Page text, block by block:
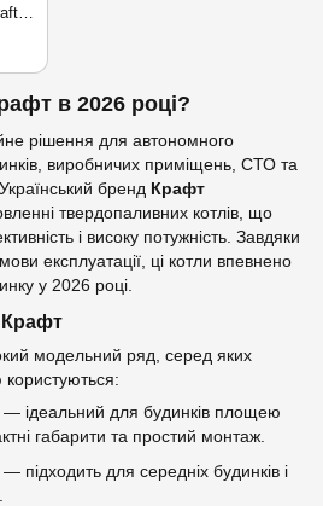
в 2026 році?
рішення для автономного
виробничих приміщень, СТО та
бренд Крафт
твердопаливних котлів, що
і високу потужність. Завдяки
експлуатації, ці котли впевнено
у 2026 році.
Крафт
модельний ряд, серед яких
— ідеальний для будинків площею
габарити та простий монтаж.
— підходить для середніх будинків і